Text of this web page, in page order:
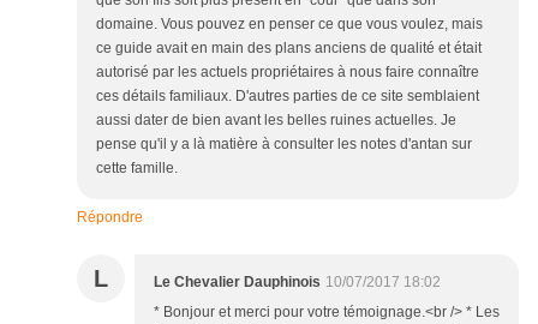
domaine. Vous pouvez en penser ce que vous voulez, mais
ce guide avait en main des plans anciens de qualité et était
autorisé par les actuels propriétaires à nous faire connaître
ces détails familiaux. D'autres parties de ce site semblaient
aussi dater de bien avant les belles ruines actuelles. Je
pense qu'il y a là matière à consulter les notes d'antan sur
cette famille.
Répondre
L Le Chevalier Dauphinois 10/07/2017 18:02
* Bonjour et merci pour votre témoignage.<br /> * Les